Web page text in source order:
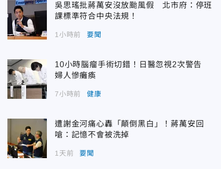
吳思瑤批蔣萬安沒放颱風假 北市府：停班
課標準符合中央法規！
1小時前 要聞
10小時腦瘤手術切錯！日醫忽視2次警告
婦人慘癱瘓
7小時前 健康
遭謝金河痛心轟「顛倒黑白」！蔣萬安回
嗆：記憶不會被洗掉
1天前 要聞